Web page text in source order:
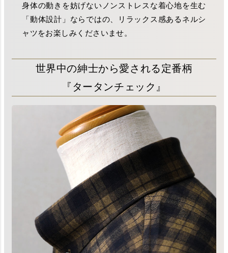
身体の動きを妨げないノンストレスな着心地を生む
「動体設計」ならではの、リラックス感あるネルシ
ャツをお楽しみくださいませ。
世界中の紳士から愛される定番柄
『タータンチェック』